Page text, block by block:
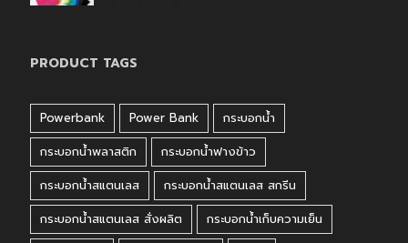
PRODUCT TAGS
Powerbank Power Bank
กระบอกน้ำ
กระบอกน้ำพลาสติก
กระบอกน้ำฟางข้าว
กระบอกน้ำสแตนเลส
กระบอกน้ำสแตนเลส สกรีน
กระบอกน้ำสแตนเลส สั่งผลิต
กระบอกน้ำเก็บความเย็น